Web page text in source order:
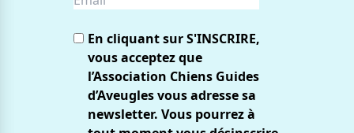
En cliquant sur S'INSCRIRE,
vous acceptez que
l’Association Chiens Guides
d’Aveugles vous adresse sa
newsletter. Vous pourrez à